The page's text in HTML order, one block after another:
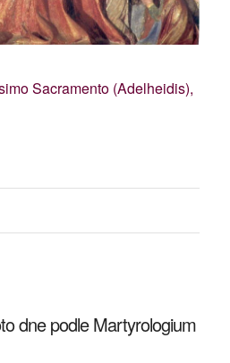
Sacramento (Adelheidis),
dne podle Martyrologium